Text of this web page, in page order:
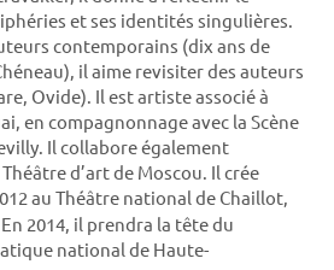
et ses identités singulières.
contemporains (dix ans de
il aime revisiter des auteurs
Ovide). Il est artiste associé à
en compagnonnage avec la Scène
Il collabore également
d’art de Moscou. Il crée
au Théâtre national de Chaillot,
2014, il prendra la tête du
national de Haute-